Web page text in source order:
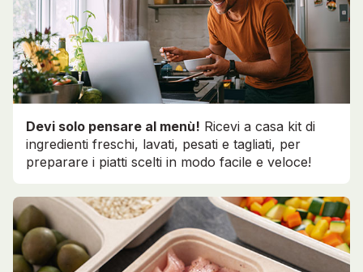
Devi solo pensare al menù! Ricevi a casa kit di
ingredienti freschi, lavati, pesati e tagliati, per
preparare i piatti scelti in modo facile e veloce!